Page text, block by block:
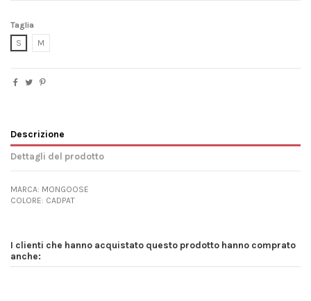
Taglia
S
M
Descrizione
Dettagli del prodotto
MARCA: MONGOOSE
COLORE: CADPAT
I clienti che hanno acquistato questo prodotto hanno comprato
anche: